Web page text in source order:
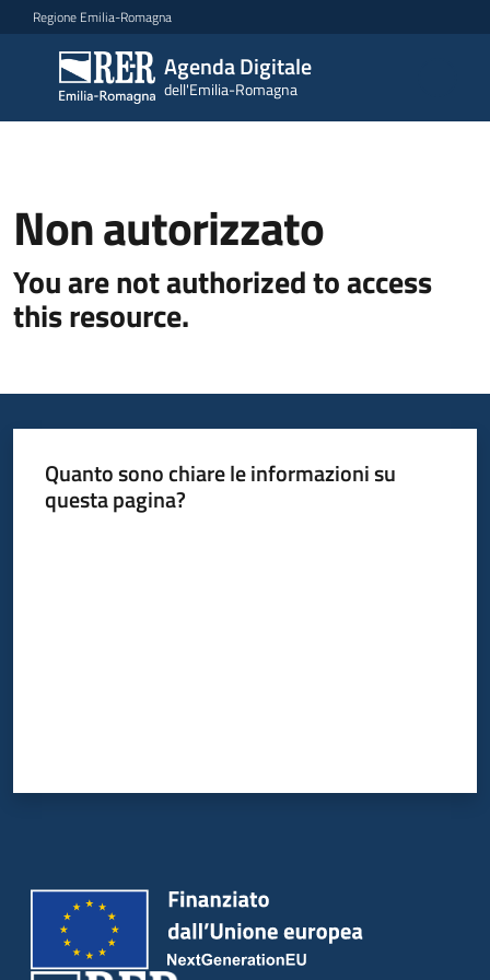
Vai al contenuto
Vai alla navigazione
Vai al footer
Regione Emilia-Romagna
Agenda Digitale
dell'Emilia-Romagna
Agenda
Digitale
dell'Emilia-
Novità
Strategia
Dati
del
territorio
Non autorizzato
You are not authorized to access
this resource.
Quanto sono chiare le informazioni su
questa pagina?